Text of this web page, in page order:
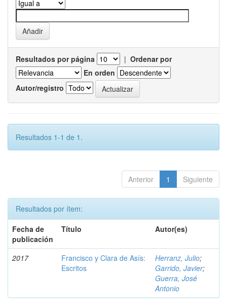
Resultados por página | Ordenar por
En orden
Autor/registro
Resultados 1-1 de 1.
Anterior 1 Siguiente
Resultados por ítem:
Fecha de
publicación
Título Autor(es)
2017
Francisco y Clara de Asís:
Escritos
Herranz, Julio;
Garrido, Javier;
Guerra, José
Antonio